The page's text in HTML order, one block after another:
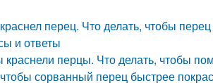
перец. Что делать, чтобы
и ответы
краснели перцы. Что делать, чтобы
сорванный перец быстрее